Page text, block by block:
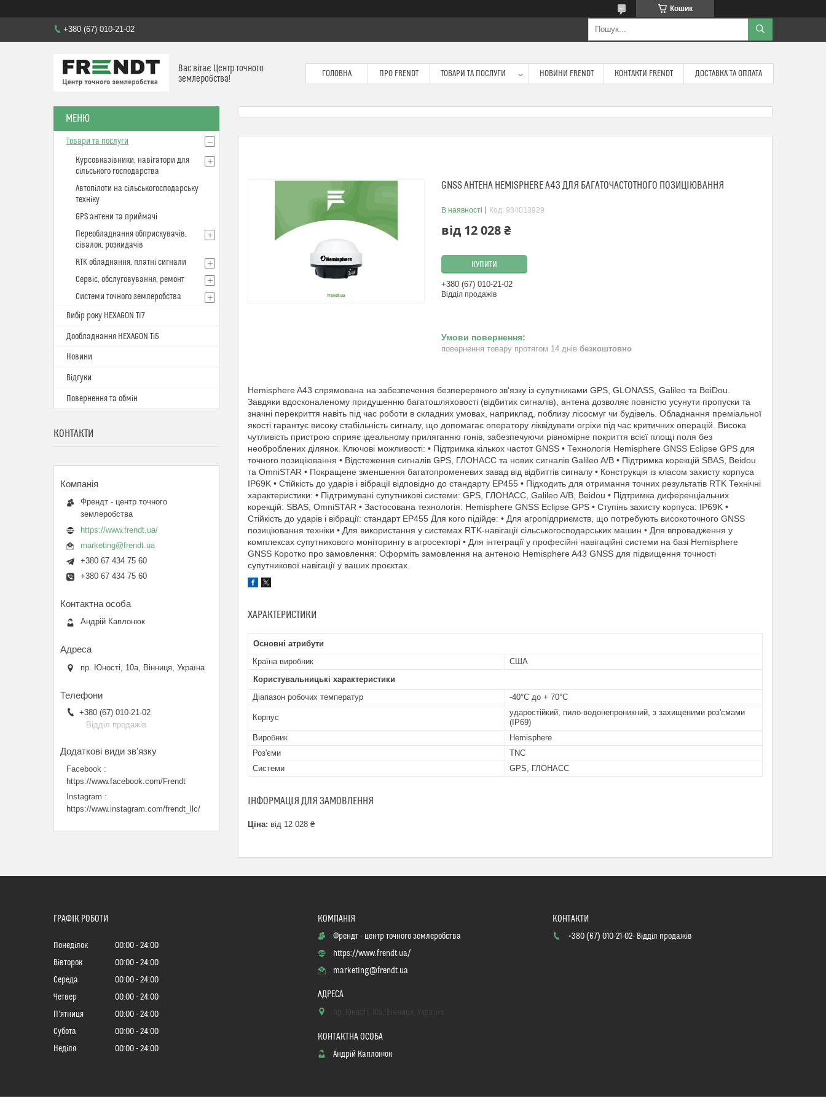
Кошик
+380 (67) 010-21-02
Вас вітає Центр точного
землеробства!
ГОЛОВНА ПРО FRENDT ТОВАРИ ТА ПОСЛУГИ НОВИНИ FRENDT КОНТАКТИ FRENDT ДОСТАВКА ТА ОПЛАТА
GNSS АНТЕНА HEMISPHERE A43 ДЛЯ БАГАТОЧАСТОТНОГО ПОЗИЦІЮВАННЯ
В наявності Код: 934013929
від 12 028 ₴
КУПИТИ
+380 (67) 010-21-02
Відділ продажів
повернення товару протягом 14 днів безкоштовно
Hemisphere A43 спрямована на забезпечення безперервного зв'язку із супутниками GPS, GLONASS, Galileo та BeiDou.
Завдяки вдосконаленому придушенню багатошляховості (відбитих сигналів), антена дозволяє повністю усунути пропуски та
значні перекриття навіть під час роботи в складних умовах, наприклад, поблизу лісосмуг чи будівель. Обладнання преміальної
якості гарантує високу стабільність сигналу, що допомагає оператору ліквідувати огріхи під час критичних операцій. Висока
чутливість пристрою сприяє ідеальному приляганню гонів, забезпечуючи рівномірне покриття всієї площі поля без
необроблених ділянок. Ключові можливості: • Підтримка кількох частот GNSS • Технологія Hemisphere GNSS Eclipse GPS для
точного позиціювання • Відстеження сигналів GPS, ГЛОНАСС та нових сигналів Galileo A/B • Підтримка корекцій SBAS, Beidou
та OmniSTAR • Покращене зменшення багатопроменевих завад від відбиттів сигналу • Конструкція із класом захисту корпуса
IP69K • Стійкість до ударів і вібрації відповідно до стандарту EP455 • Підходить для отримання точних результатів RTK Технічні
характеристики: • Підтримувані супутникові системи: GPS, ГЛОНАСС, Galileo A/B, Beidou • Підтримка диференціальних
корекцій: SBAS, OmniSTAR • Застосована технологія: Hemisphere GNSS Eclipse GPS • Ступінь захисту корпуса: IP69K •
Стійкість до ударів і вібрації: стандарт EP455 Для кого підійде: • Для агропідприємств, що потребують високоточного GNSS
позиціювання техніки • Для використання у системах RTK-навігації сільськогосподарських машин • Для впровадження у
комплексах супутникового моніторингу в агросекторі • Для інтеграції у професійні навігаційні системи на базі Hemisphere
GNSS Коротко про замовлення: Оформіть замовлення на антеною Hemisphere A43 GNSS для підвищення точності
супутникової навігації у ваших проєктах.
ХАРАКТЕРИСТИКИ
Основні атрибути
Країна виробник
США
Користувальницькі характеристики
Діапазон робочих температур
-40°C до + 70°C
Корпус
ударостійкий, пило-водонепроникний, з захищеними роз'ємами
(IP69)
Виробник
Hemisphere
Роз'єми
TNC
Системи
GPS, ГЛОНАСС
ІНФОРМАЦІЯ ДЛЯ ЗАМОВЛЕННЯ
Ціна: від 12 028 ₴
Товари та послуги
Курсовказівники, навігатори для
сільського господарства
Автопілоти на сільськогосподарську
техніку
GPS антени та приймачі
Переобладнання обприскувачів,
сівалок, розкидачів
RTK обладнання, платні сигнали
Сервіс, обслуговування, ремонт
Системи точного землеробства
Вибір року HEXAGON Ti7
Дообладнання HEXAGON Ті5
Новини
Відгуки
Повернення та обмін
КОНТАКТИ
Френдт - центр точного
землеробства
https://www.frendt.ua/
marketing@frendt.ua
+380 67 434 75 60
+380 67 434 75 60
Андрій Каплонюк
пр. Юності, 10a, Вінниця, Україна
+380 (67) 010-21-02
Відділ продажів
Facebook
https://www.facebook.com/Frendt
Instagram
https://www.instagram.com/frendt_llc/
ГРАФІК РОБОТИ
Понеділок 00:00
24:00
Вівторок
00:00
24:00
Середа
00:00
24:00
Четвер
00:00
24:00
Пʼятниця
00:00
24:00
Субота
00:00
24:00
Неділя
00:00 24:00
Френдт - центр точного землеробства
https://www.frendt.ua/
marketing@frendt.ua
Андрій Каплонюк
+380 (67) 010-21-02 Відділ продажів